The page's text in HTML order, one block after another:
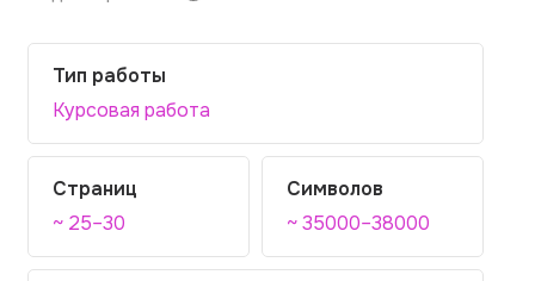
Вопросы и ответы
Отзывы
Тип работы
Курсовая работа
Страниц
~ 25–30
Символов
~ 35000–38000